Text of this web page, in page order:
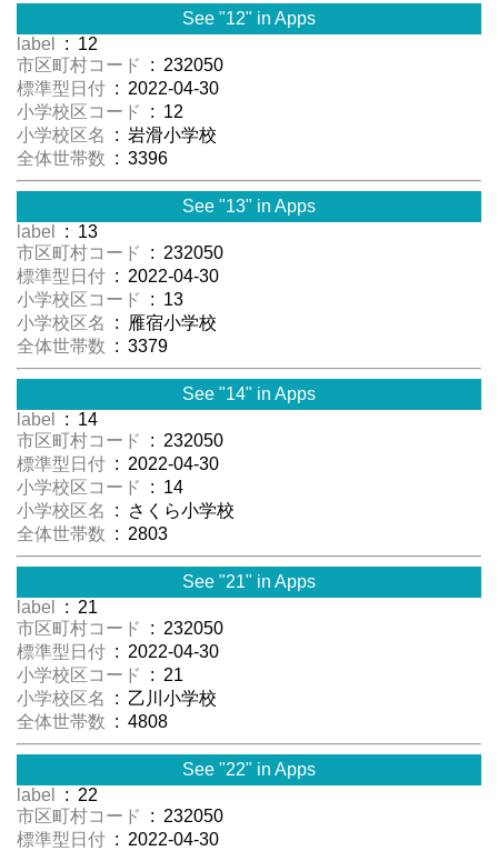
See "12" in Apps
label
: 12
市区町村コード
: 232050
標準型日付 : 2022-04-30
小学校区コード
: 12
小学校区名
: 岩滑小学校
全体世帯数 : 3396
See "13" in Apps
label
: 13
市区町村コード
: 232050
標準型日付 : 2022-04-30
小学校区コード
: 13
小学校区名
: 雁宿小学校
全体世帯数 : 3379
See "14" in Apps
label
: 14
市区町村コード
: 232050
標準型日付 : 2022-04-30
小学校区コード
: 14
小学校区名
: さくら小学校
全体世帯数 : 2803
See "21" in Apps
label
: 21
市区町村コード
: 232050
標準型日付 : 2022-04-30
小学校区コード
: 21
小学校区名
: 乙川小学校
全体世帯数 : 4808
See "22" in Apps
label
: 22
市区町村コード
: 232050
標準型日付 : 2022-04-30